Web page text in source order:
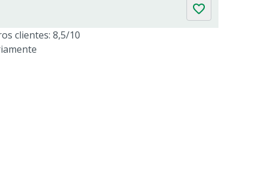
clientes: 8,5/10